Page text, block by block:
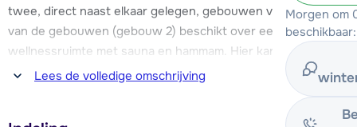
Morgen om
beschikbaar:
twee, direct naast elkaar gelegen, gebouwen verdeeld. Eén
van de gebouwen (gebouw 2) beschikt over een mooie
wellnessruimte met sauna en hammam. Hier kan je gratis
gebruik van maken.
Door de prima ligging van de appartementen stap je zo op
Lees de volledige omschrijving